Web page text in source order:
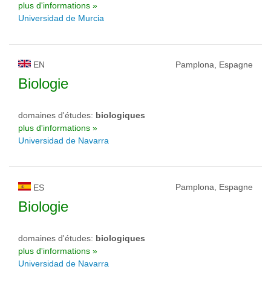
plus d'informations »
Universidad de Murcia
EN Pamplona, Espagne
Biologie
domaines d'études: biologiques
plus d'informations »
Universidad de Navarra
ES Pamplona, Espagne
Biologie
domaines d'études: biologiques
plus d'informations »
Universidad de Navarra